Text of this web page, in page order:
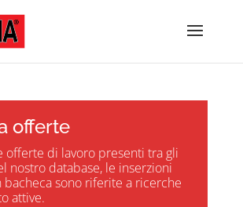
offerte
offerte di lavoro presenti tra gli
nostro database, le inserzioni
bacheca sono riferite a ricerche
attive.